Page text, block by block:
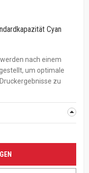
Cyan
nach einem
um optimale
zu